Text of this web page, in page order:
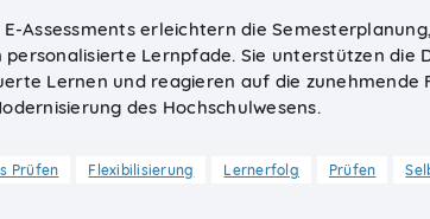
Assessments erleichtern die
personalisierte Lernpfade. Sie unterstützen die
Lernen und reagieren auf die zunehmende
des Hochschulwesens.
Prüfen Flexibilisierung Lernerfolg Prüfen